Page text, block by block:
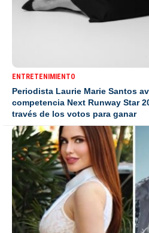
ENTRETENIMIENTO
Periodista Laurie Marie Santos
competencia Next Runway Star
través de los votos para ganar